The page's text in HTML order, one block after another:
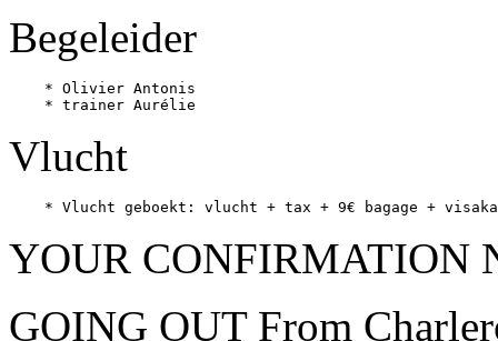
Begeleider
    * Olivier Antonis
Vlucht
YOUR CONFIRMATION
GOING OUT From